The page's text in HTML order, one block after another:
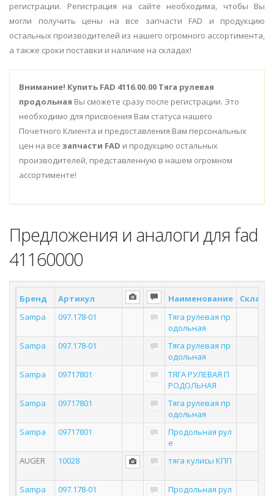
регистрации. Регистрация на сайте необходима, чтобы Вы
могли получить цены на все запчасти FAD и продукцию
остальных производителей из нашего огромного ассортимента,
а также сроки поставки и наличие на складах!
Внимание! Купить FAD 4116.00.00 Тяга рулевая
продольная Вы сможете сразу после регистрации. Это
необходимо для присвоения Вам статуса нашего
Почетного Клиента и предоставления Вам персональных
цен на все запчасти FAD и продукцию остальных
производителей, представленную в нашем огромном
ассортименте!
Предложения и аналоги для fad
41160000
Бренд Артикул Наименование
Склад *
Sampa
097.178-01
Тяга рулевая пр
одольная
Sampa
097.178-01
Тяга рулевая пр
одольная
Sampa
09717801
ТЯГА РУЛЕВАЯ П
РОДОЛЬНАЯ
Sampa
09717801
Тяга рулевая пр
одольная
Sampa
09717801
Продольная рул
е
AUGER
10028 тяга кулисы КПП
Sampa 097.178-01
Продольная рул